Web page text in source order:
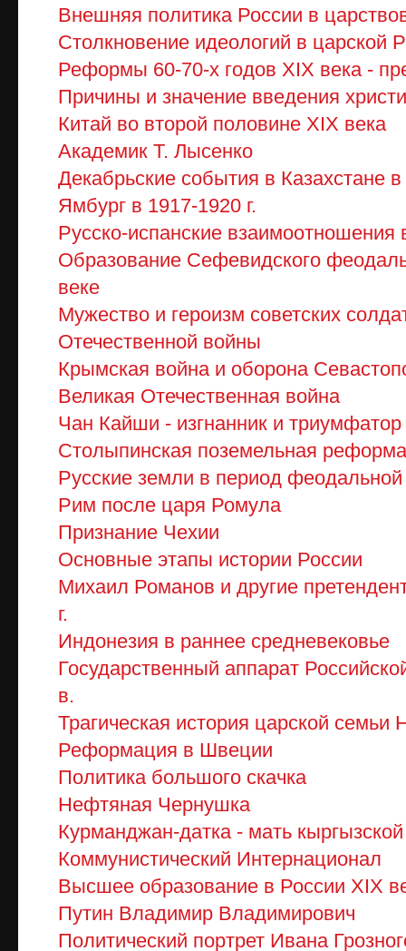
Внешняя политика России в
Столкновение идеологий в царской
Реформы 60-70-х годов XIX века -
Причины и значение введения
Китай во второй половине ХІХ века
Академик Т. Лысенко
Декабрьские события в Казахстане в
Ямбург в 1917-1920 г.
Русско-испанские взаимоотношения
Образование Сефевидского
веке
Мужество и героизм советских
Отечественной войны
Крымская война и оборона
Великая Отечественная война
Чан Кайши - изгнанник и триумфатор
Столыпинская поземельная
Русские земли в период
Рим после царя Ромула
Признание Чехии
Основные этапы истории России
Михаил Романов и другие
г.
Индонезия в раннее средневековье
Государственный аппарат
в.
Трагическая история царской семьи
Реформация в Швеции
Политика большого скачка
Нефтяная Чернушка
Курманджан-датка - мать
Коммунистический Интернационал
Высшее образование в России XIX
Путин Владимир Владимирович
Политический портрет Ивана